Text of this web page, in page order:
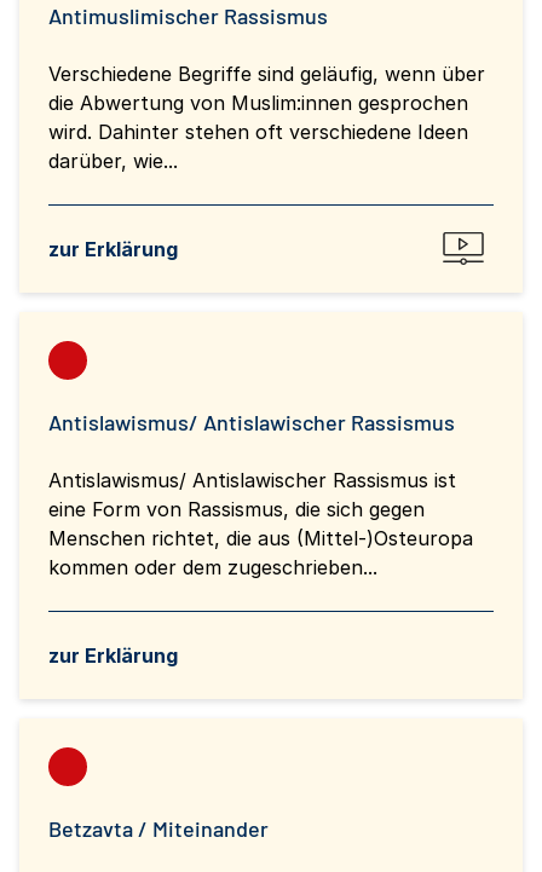
Antimuslimischer Rassismus
Verschiedene Begriffe sind geläufig, wenn über
die Abwertung von Muslim:innen gesprochen
wird. Dahinter stehen oft verschiedene Ideen
darüber, wie...
zur Erklärung
Antislawismus/ Antislawischer Rassismus
Antislawismus/ Antislawischer Rassismus ist
eine Form von Rassismus, die sich gegen
Menschen richtet, die aus (Mittel-)Osteuropa
kommen oder dem zugeschrieben...
zur Erklärung
Betzavta / Miteinander